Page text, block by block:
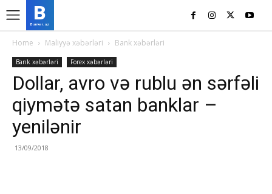
B
Banker.az
Home Maliyyə xəbərləri Bank xəbərləri
Bank xəbərləri Forex xəbərləri
Dollar, avro və rublu ən sərfəli
qiymətə satan banklar –
yenilənir
13/09/2018